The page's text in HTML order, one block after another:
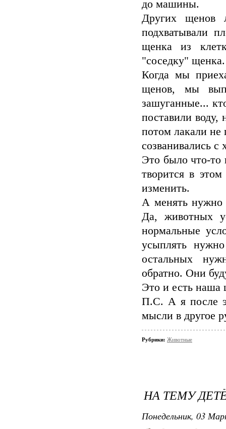
до машины.
Других щенов
подхватывали
щенка из
"соседку" щенка.
Когда мы
щенов, мы
зашуганные...
поставили воду,
потом лакали не
созванивались с
Это было что-то
творится в
изменить.
А менять нужно
Да, животных
нормальные
усыплять
остальных
обратно. Они
Это и есть наша
П.С. А я после
мысли в другое
Рубрики: Животные
НА ТЕМУ
Понедельник, 03